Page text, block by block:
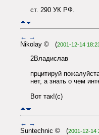
ст. 290 УК РФ.
← →
Nikolay © (2001-12-14
2Владислав
прцитируй
нет, а знать о чем
Вот так!(с)
← →
Suntechnic © (2001-12-14